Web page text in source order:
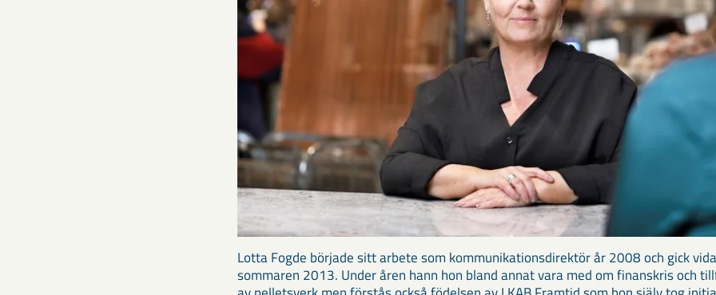
Lotta Fogde började sitt arbete som kommunikationsdirektör år 2008 och gick
sommaren 2013. Under åren hann hon bland annat vara med om finanskris och